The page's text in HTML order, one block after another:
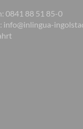
0841 88 51 85-0
info@inlingua-